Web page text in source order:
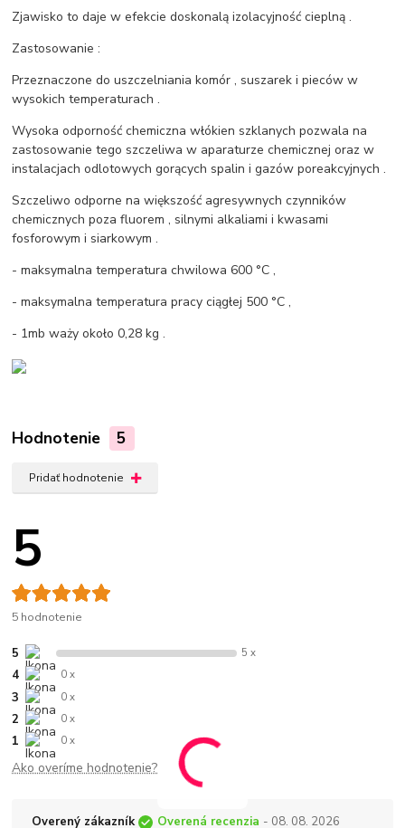
Zjawisko to daje w efekcie doskonalą izolacyjność cieplną .
Zastosowanie :
Przeznaczone do uszczelniania komór , suszarek i pieców w
wysokich temperaturach .
Wysoka odporność chemiczna włókien szklanych pozwala na
zastosowanie tego szczeliwa w aparaturze chemicznej oraz w
instalacjach odlotowych gorących spalin i gazów poreakcyjnych .
Szczeliwo odporne na większość agresywnych czynników
chemicznych poza fluorem , silnymi alkaliami i kwasami
fosforowym i siarkowym .
- maksymalna temperatura chwilowa 600 °C ,
- maksymalna temperatura pracy ciągłej 500 °C ,
- 1mb waży około 0,28 kg .
Hodnotenie 5
Pridať hodnotenie
5
5 hodnotenie
5 5 x
4 0 x
3 0 x
2 0 x
1 0 x
Ako overíme hodnotenie?
Overený zákazník Overená recenzia - 08. 08. 2026